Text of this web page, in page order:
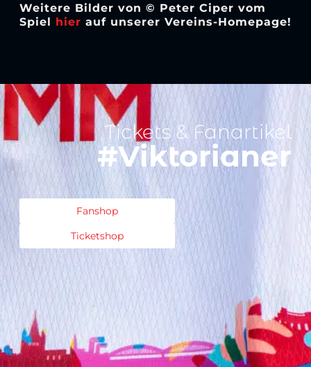
Weitere Bilder von © Peter Ciper vom
Spiel hier auf unserer Vereins-Homepage!
Tickets & Fanartikel
#Viktorianer
Fanshop
Ticketshop